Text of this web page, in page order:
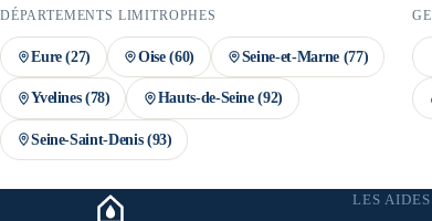
DÉPARTEMENTS LIMITROPHES
Eure(27) Oise(60) Seine-et-Marne(77)
Yvelines(78) Hauts-de-Seine(92)
Seine-Saint-Denis(93)
LES AIDES